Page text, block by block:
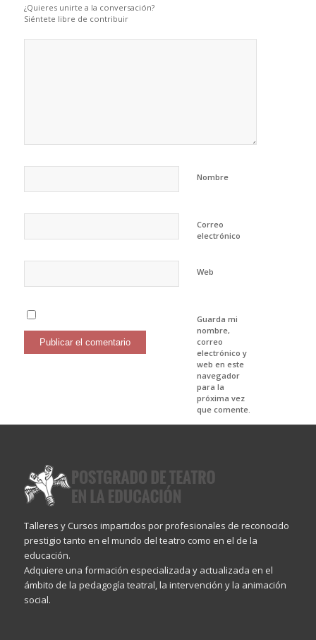
¿Quieres unirte a la conversación?
Siéntete libre de contribuir
Nombre
Correo
electrónico
Web
Guarda mi
nombre,
correo
electrónico y
web en este
navegador
para la
próxima vez
que comente.
Talleres y Cursos impartidos por profesionales de reconocido
prestigio tanto en el mundo del teatro como en el de la
educación.
Adquiere una formación especializada y actualizada en el
ámbito de la pedagogía teatral, la intervención y la animación
social.